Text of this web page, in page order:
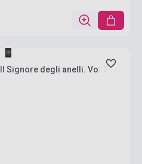
Signore degli anelli. Vol.2